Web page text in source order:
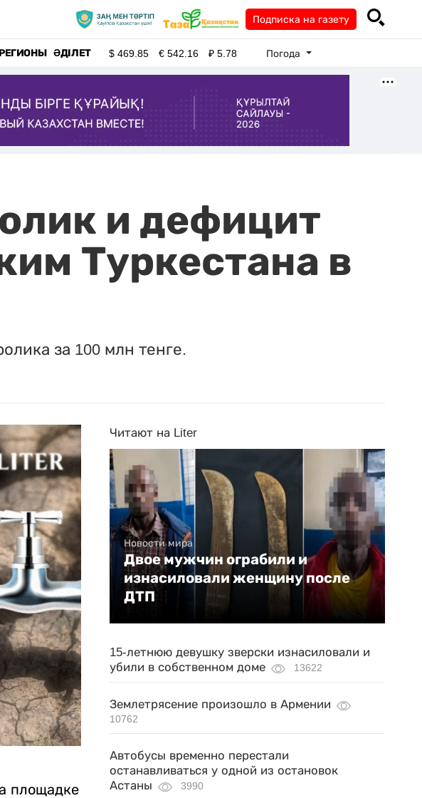
Подписка на газету
РЕГИОНЫ ӘДІЛЕТ $469.85 €542.16 ₽5.78 Погода
и дефицит
Туркестана в
за 100 млн тенге.
площадке
Читают на Liter
Новости мира
Двое мужчин ограбили и
изнасиловали женщину после
ДТП
15-летнюю девушку зверски изнасиловали и
убили в собственном доме
13622
Землетрясение произошло в Армении
10762
Автобусы временно перестали
останавливаться у одной из остановок
Астаны
3990